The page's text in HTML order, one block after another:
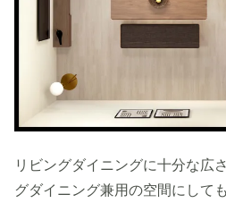
リビングダイニングに十分な広
グダイニング兼用の空間にして